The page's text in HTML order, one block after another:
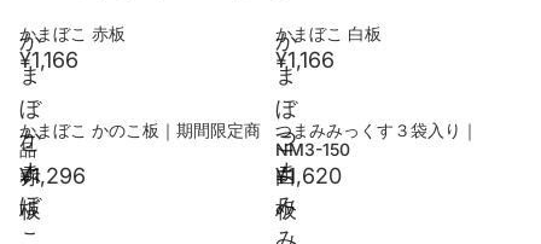
か
ま
ぼ
こ
赤
板
かまぼこ 赤板
¥1,166
か
ま
ぼ
こ
白
板
かまぼこ 白板
¥1,166
か
ま
ぼ
こ
売り切れ
かまぼこ かのこ板｜期間限定商
品
¥1,296
つ
ま
み
み
つまみみっくす３袋入り｜
NM3-150
¥1,620